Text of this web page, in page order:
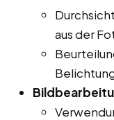
aus der